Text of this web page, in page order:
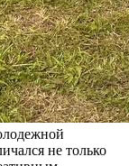
не только